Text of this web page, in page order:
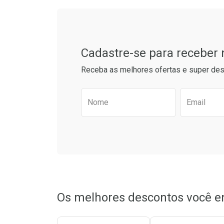
Ativar Desconto
Cadastre-se para receber
Receba as melhores ofertas e super
Preencha o formulário
Nome Email
Os melhores descontos você